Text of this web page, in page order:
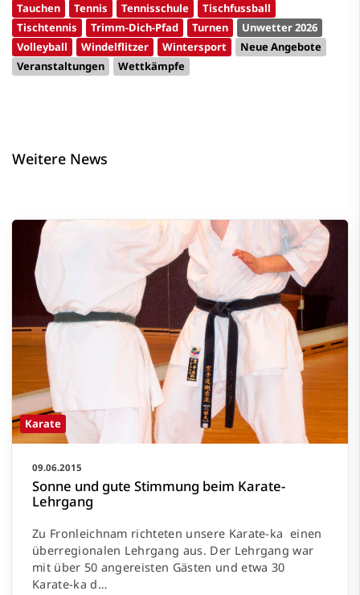
Tauchen
Tennis Tennisschule
Tischfussball
Tischtennis
Trimm-Dich-Pfad Turnen
Unwetter 2026
Volleyball
Windelflitzer Wintersport
Neue Angebote
Veranstaltungen
Wettkämpfe
Weitere News
Karate
09.06.2015
Sonne und gute Stimmung beim Karate-
Lehrgang
Zu Fronleichnam richteten unsere Karate-ka einen
überregionalen Lehrgang aus. Der Lehrgang war
mit über 50 angereisten Gästen und etwa 30
Karate-ka d…